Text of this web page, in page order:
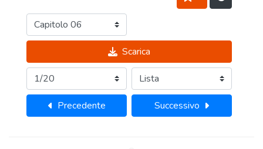
Scarica
Precedente Successivo